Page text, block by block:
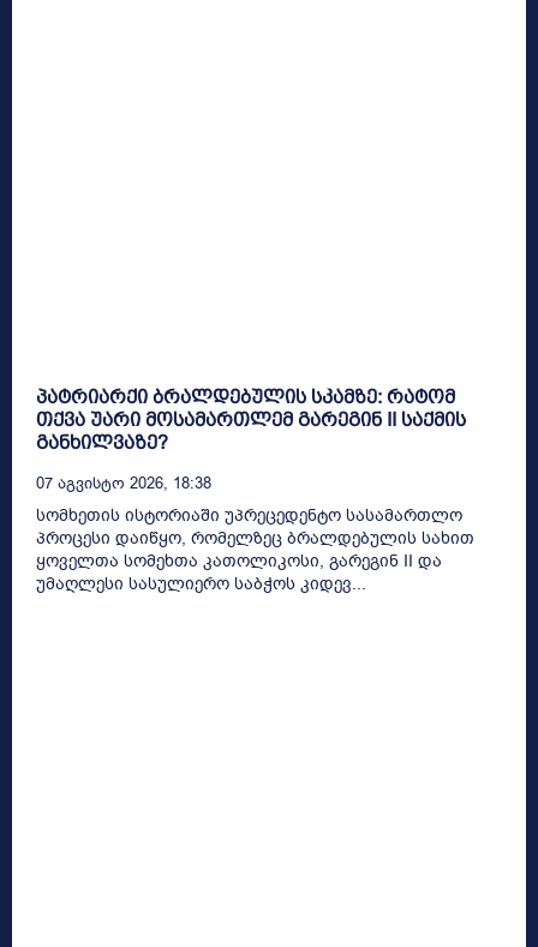
პატრიარქი ბრალდებულის სკამზე: რატომ
თქვა უარი მოსამართლემ გარეგინ II საქმის
განხილვაზე?
07 Აგვისტო 2026, 18:38
სომხეთის ისტორიაში უპრეცედენტო სასამართლო
პროცესი დაიწყო, რომელზეც ბრალდებულის სახით
ყოველთა სომეხთა კათოლიკოსი, გარეგინ II და
უმაღლესი სასულიერო საბჭოს კიდევ...